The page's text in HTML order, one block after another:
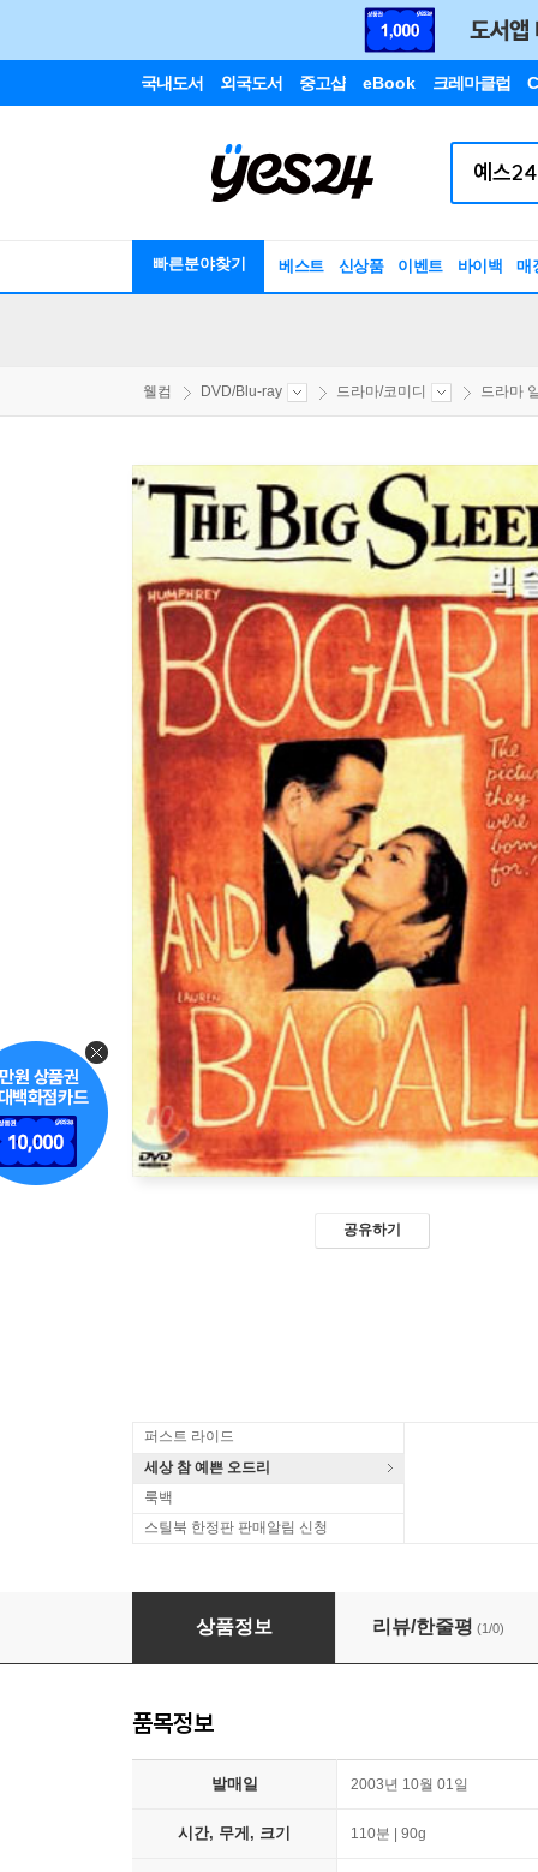
국내도서 외국도서 중고샵 eBook 크레마클럽
빠른분야찾기 베스트 신상품 이벤트 바이백 매
웰컴 DVD/Blu-ray 드라마/코미디 드라마
공유하기
퍼스트 라이드
세상 참 예쁜 오드리
룩백
스틸북 한정판 판매알림 신청
빅 슬립 The Big Sleep
상품정보 리뷰/한줄평 (1/0)
품목정보
발매일 2003년 10월 01일
시간, 무게, 크기 110분 | 90g